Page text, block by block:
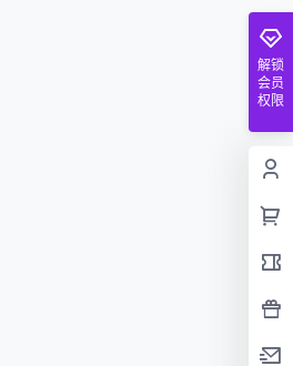
解锁
会员
权限